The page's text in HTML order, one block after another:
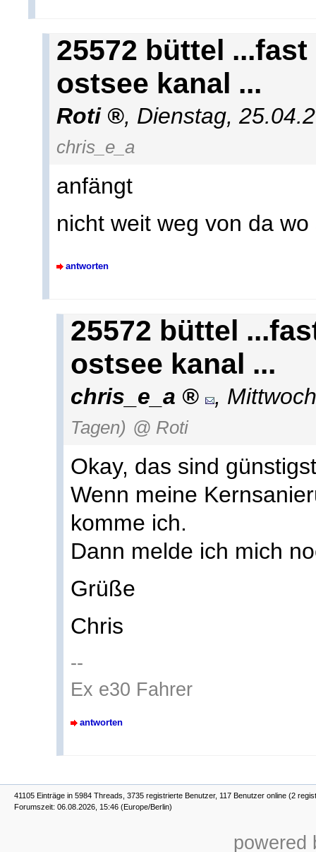
25572 büttel
ostsee kanal ...
Roti , Dienstag,
chris_e_a
anfängt
nicht weit weg von da
antworten
25572 büttel
ostsee kanal ...
chris_e_a ,
Tagen) @ Roti
Okay, das sind
Wenn meine
komme ich.
Dann melde ich mich
Grüße
Chris
--
Ex e30 Fahrer
antworten
41105 Einträge in 5984 Threads, 3735 registrierte Benutzer, 117 Benutzer online (2
Forumszeit: 06.08.2026, 15:46 (Europe/Berlin)
powered